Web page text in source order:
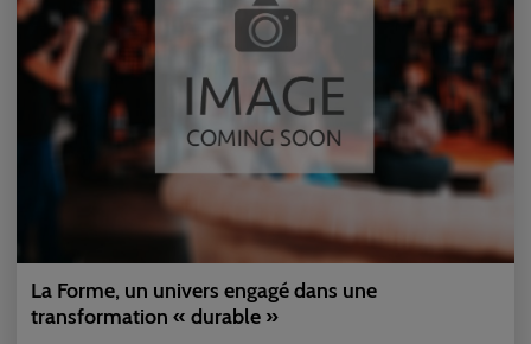
La Forme, un univers engagé dans une
transformation « durable »